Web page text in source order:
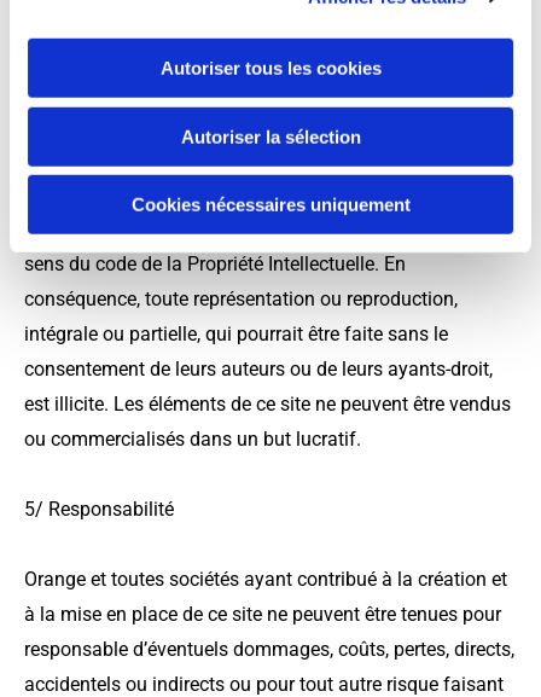
Autoriser tous les cookies
Autoriser la sélection
Cookies nécessaires uniquement
L'accès au site vous confère un droit d'usage privé et non
exclusif de ce site. L'ensemble des éléments édités sur ce
site, incluant notamment les textes, photographies,
infographies, logos, marques... constituent des œuvres au
sens du code de la Propriété Intellectuelle. En
conséquence, toute représentation ou reproduction,
intégrale ou partielle, qui pourrait être faite sans le
consentement de leurs auteurs ou de leurs ayants-droit,
est illicite. Les éléments de ce site ne peuvent être vendus
ou commercialisés dans un but lucratif.
5/ Responsabilité
Orange et toutes sociétés ayant contribué à la création et
à la mise en place de ce site ne peuvent être tenues pour
responsable d’éventuels dommages, coûts, pertes, directs,
accidentels ou indirects ou pour tout autre risque faisant